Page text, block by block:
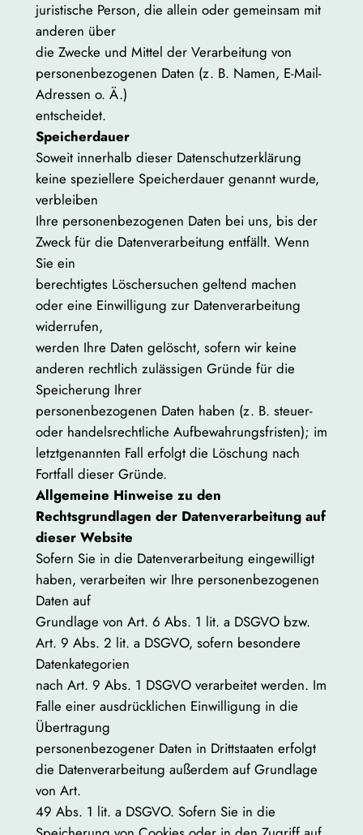
juristische Person, die allein oder gemeinsam mit
anderen über
die Zwecke und Mittel der Verarbeitung von
personenbezogenen Daten (z. B. Namen, E-Mail-
Adressen o. Ä.)
entscheidet.
Speicherdauer
Soweit innerhalb dieser Datenschutzerklärung
keine speziellere Speicherdauer genannt wurde,
verbleiben
Ihre personenbezogenen Daten bei uns, bis der
Zweck für die Datenverarbeitung entfällt. Wenn
Sie ein
berechtigtes Löschersuchen geltend machen
oder eine Einwilligung zur Datenverarbeitung
widerrufen,
werden Ihre Daten gelöscht, sofern wir keine
anderen rechtlich zulässigen Gründe für die
Speicherung Ihrer
personenbezogenen Daten haben (z. B. steuer-
oder handelsrechtliche Aufbewahrungsfristen); im
letztgenannten Fall erfolgt die Löschung nach
Fortfall dieser Gründe.
Allgemeine Hinweise zu den
Rechtsgrundlagen der Datenverarbeitung auf
dieser Website
Sofern Sie in die Datenverarbeitung eingewilligt
haben, verarbeiten wir Ihre personenbezogenen
Daten auf
Grundlage von Art. 6 Abs. 1 lit. a DSGVO bzw.
Art. 9 Abs. 2 lit. a DSGVO, sofern besondere
Datenkategorien
nach Art. 9 Abs. 1 DSGVO verarbeitet werden. Im
Falle einer ausdrücklichen Einwilligung in die
Übertragung
personenbezogener Daten in Drittstaaten erfolgt
die Datenverarbeitung außerdem auf Grundlage
von Art.
49 Abs. 1 lit. a DSGVO. Sofern Sie in die